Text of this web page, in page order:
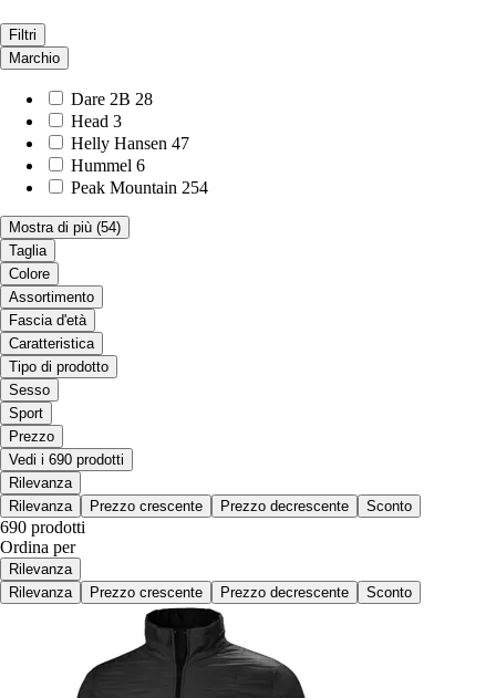
Filtri
Marchio
Dare 2B 28
Head 3
Helly Hansen 47
Hummel 6
Peak Mountain 254
Mostra di più (54)
Taglia
Colore
Assortimento
Fascia d'età
Caratteristica
Tipo di prodotto
Sesso
Sport
Prezzo
Vedi i 690 prodotti
Rilevanza
Rilevanza
Prezzo crescente Prezzo decrescente Sconto
690 prodotti
Ordina per
Rilevanza
Rilevanza
Prezzo crescente Prezzo decrescente Sconto